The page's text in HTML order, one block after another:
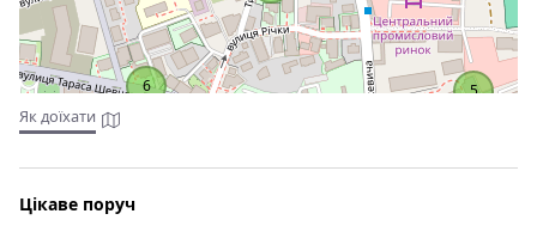
5
6
Як доїхати
Цікаве поруч